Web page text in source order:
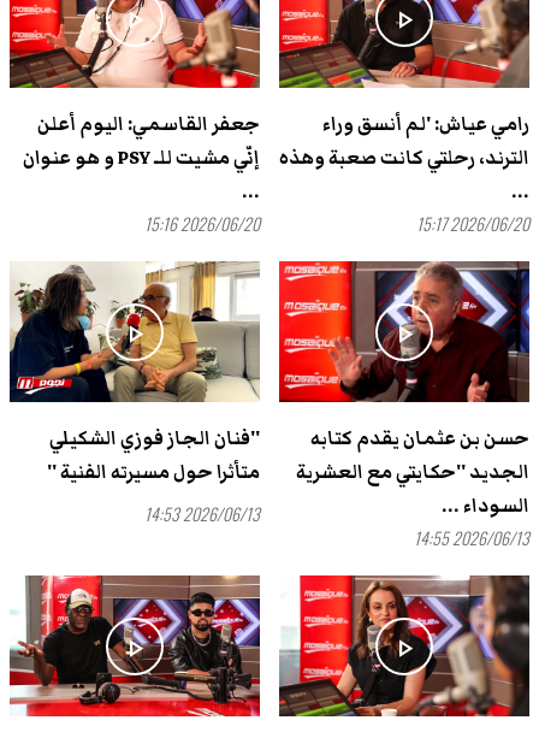
play_arrow
رامي عياش: 'لم أنسق وراء
الترند، رحلتي كانت صعبة وهذه
...
2026/06/20 15:17
play_arrow
جعفر القاسمي: اليوم أعلن
إنّي مشيت للـ PSY و هو عنوان
...
2026/06/20 15:16
play_arrow
حسن بن عثمان يقدم كتابه
الجديد ''حكايتي مع العشرية
السوداء ...
2026/06/13 14:55
play_arrow
''فنان الجاز فوزي الشكيلي
متأثرا حول مسيرته الفنية ''
2026/06/13 14:53
play_arrow
play_arrow